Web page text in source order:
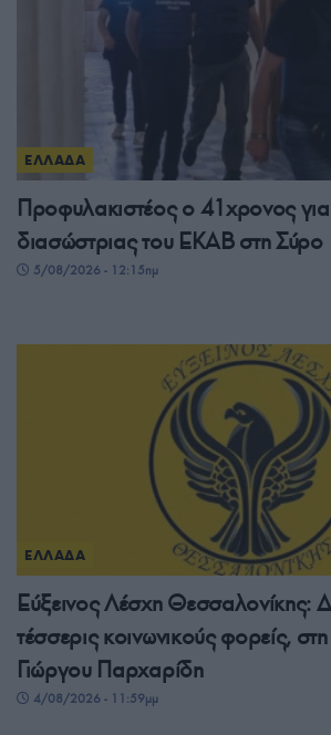
ΕΛΛΑΔΑ
Προφυλακιστέος ο 41χρονος για
διασώστριας του ΕΚΑΒ στη Σύρο
5/08/2026 - 12:15πμ
ΕΛΛΑΔΑ
Εύξεινος Λέσχη Θεσσαλονίκης:
τέσσερις κοινωνικούς φορείς,
Γιώργου Παρχαρίδη
4/08/2026 - 11:59μμ